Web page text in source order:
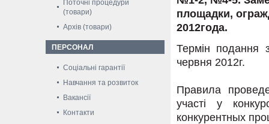
Поточні процедури
(товари)
Архів (товари)
ПЕРСОНАЛ
Соціальні гарантії
Навчання та розвиток
Вакансії
Контакти
площадки,
2012года.
Термін подання
червня 2012г.
Правила
участі у
конкурентных